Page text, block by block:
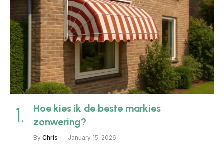
Hoe kies ik de beste markies
zonwering?
By Chris January 15, 2026